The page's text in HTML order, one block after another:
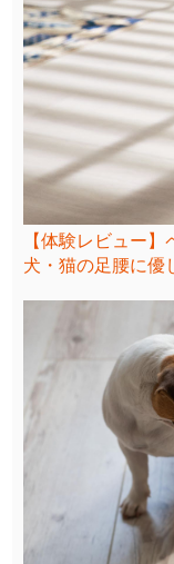
【体験レビュー
犬・猫の足腰に優